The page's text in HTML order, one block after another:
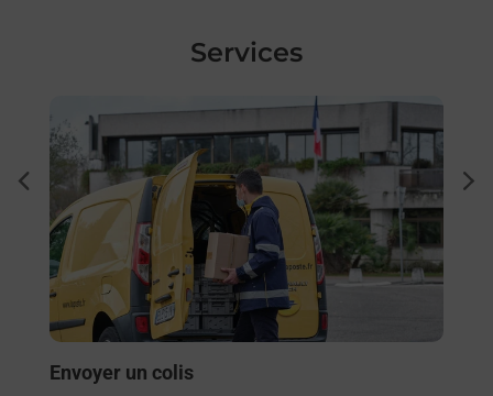
Services
En savoir plus
Envoyer un colis